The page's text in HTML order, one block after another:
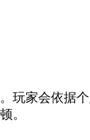
家会依据
。